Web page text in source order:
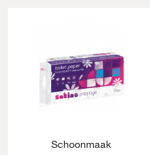
Schoonmaak